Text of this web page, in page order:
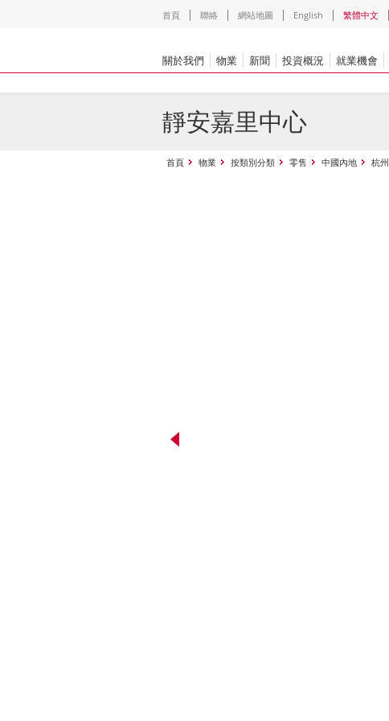
首頁 聯絡 網站地圖 English 繁體中文
關於我們 物業 新聞 投資概況 就業機會
靜安嘉里中心
首頁 物業 按類別分類 零售 中國內地 杭州